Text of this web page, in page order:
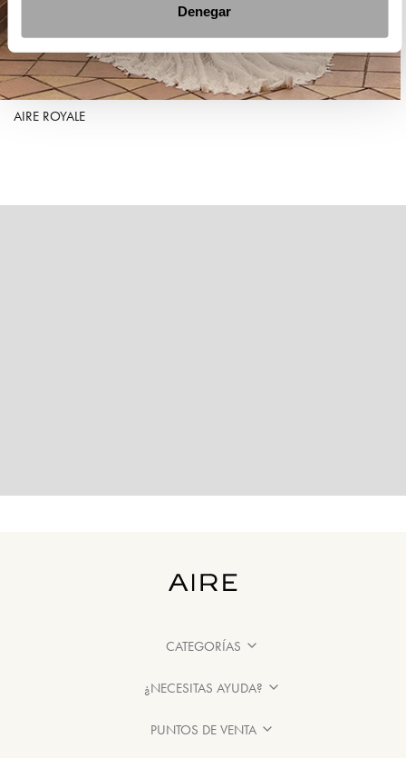
Denegar
AIRE ROYALE
CATEGORÍAS
¿NECESITAS AYUDA?
PUNTOS DE VENTA